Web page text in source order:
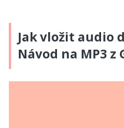
Jak vložit audio
Návod na MP3 z